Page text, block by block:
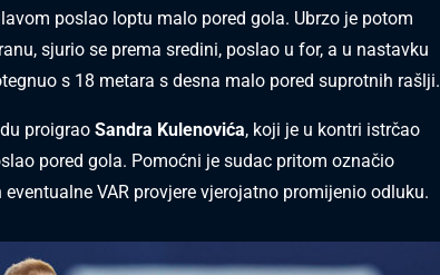
poslao loptu malo pored gola. Ubrzo je potom
sjurio se prema sredini, poslao u for, a u nastavku
s 18 metara s desna malo pored suprotnih rašlji.
proigrao Sandra Kulenovića, koji je u kontri istrčao
pored gola. Pomoćni je sudac pritom označio
VAR provjere vjerojatno promijenio odluku.